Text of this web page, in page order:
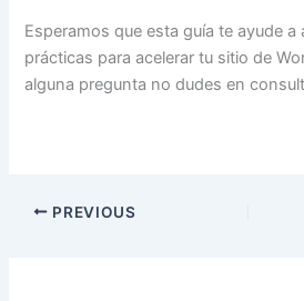
Esperamos que esta guía te ayude a
prácticas para acelerar tu sitio de
alguna pregunta no dudes en
PREVIOUS